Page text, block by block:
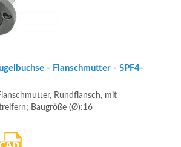
- Flanschmutter - SPF4-
Rundflansch, mit
Baugröße (Ø):16